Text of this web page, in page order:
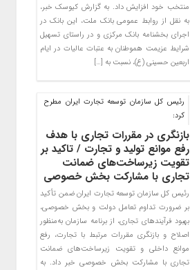
منتخب خود افزایش داد. به گزارش کیوسک خبر،
به نقل از روابط عمومی بانک ملت، این بانک در
اجرای بخشنامه بانک مرکزی و در راستای تسهیل
شرایط عزیمت هموطنان به عتبات عالیات در ایام
اربعین حسینی (ع)، نسبت به […]
رئیس کل سازمان توسعه تجارت ایران مطرح
کرد:
بازنگری در مقررات تجاری با هدف
رفع موانع تولید و تجارت / تاکید بر
تقویت زیرساخت‌های ضمانت
تجاری با مشارکت بخش خصوصی
رئیس کل سازمان توسعه تجارت ایران ضمن تأکید
بر ضرورت تداوم تعامل دولت و بخش خصوصی،
بهبود فرآیندهای تجاری، از برنامه سازمان به‌منظور
اصلاح و بازنگری مقررات مرتبط با تجارت، رفع
موانع داخلی و تقویت زیرساخت‌های ضمانت
تجاری با مشارکت بخش خصوصی خبر داد. به